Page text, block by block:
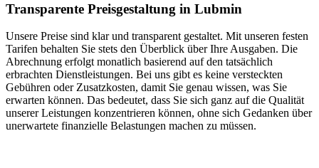
Transparente Preisgestaltung in Lubmin
Unsere Preise sind klar und transparent gestaltet. Mit unseren festen
Tarifen behalten Sie stets den Überblick über Ihre Ausgaben. Die
Abrechnung erfolgt monatlich basierend auf den tatsächlich
erbrachten Dienstleistungen. Bei uns gibt es keine versteckten
Gebühren oder Zusatzkosten, damit Sie genau wissen, was Sie
erwarten können. Das bedeutet, dass Sie sich ganz auf die Qualität
unserer Leistungen konzentrieren können, ohne sich Gedanken über
unerwartete finanzielle Belastungen machen zu müssen.